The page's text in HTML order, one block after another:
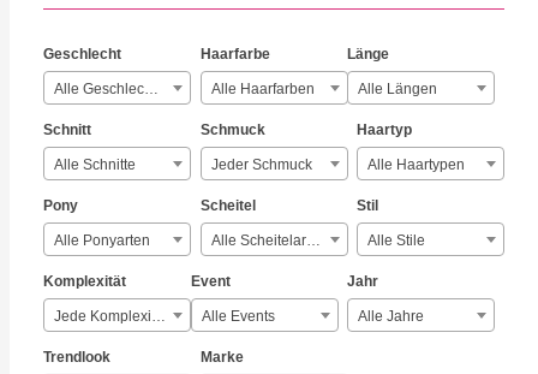
Geschlecht
Alle Geschlechter
Haarfarbe
Alle Haarfarben
Länge
Alle Längen
Schnitt
Alle Schnitte
Schmuck
Jeder Schmuck
Haartyp
Alle Haartypen
Pony
Alle Ponyarten
Scheitel
Alle Scheitelarten
Stil
Alle Stile
Komplexität
Jede Komplexität
Event
Alle Events
Jahr
Alle Jahre
Trendlook Marke